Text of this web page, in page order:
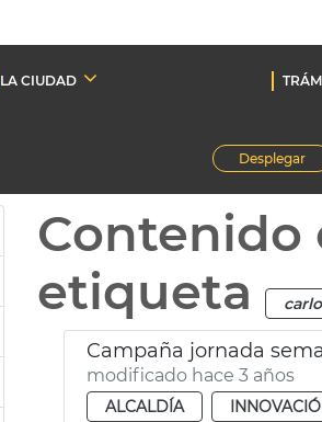
LA CIUDAD
Desplegar
Contenido
etiqueta
Campaña jornada
modificado hace 3 años
ALCALDÍA